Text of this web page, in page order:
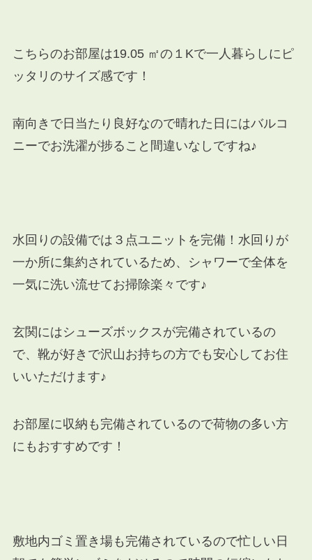
こちらのお部屋は19.05 ㎡の１Kで一人暮らしにピ
ッタリのサイズ感です！
南向きで日当たり良好なので晴れた日にはバルコ
ニーでお洗濯が捗ること間違いなしですね♪
水回りの設備では３点ユニットを完備！水回りが
一か所に集約されているため、シャワーで全体を
一気に洗い流せてお掃除楽々です♪
玄関にはシューズボックスが完備されているの
で、靴が好きで沢山お持ちの方でも安心してお住
いいただけます♪
お部屋に収納も完備されているので荷物の多い方
にもおすすめです！
敷地内ゴミ置き場も完備されているので忙しい日